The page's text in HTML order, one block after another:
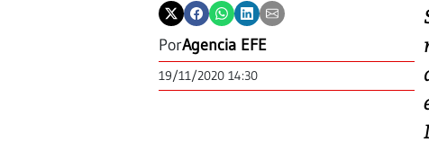
PorAgencia EFE
19/11/2020 14:30